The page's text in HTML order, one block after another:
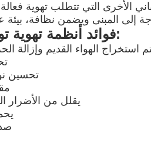
الأخرى التي تتطلب تهوية
2فوائد أنظمة تهوية توربينات السطح:
يتم استخراج الهواء القديم وإزالة
تحسين
4)
يقلل من الأضرار
6)
7)